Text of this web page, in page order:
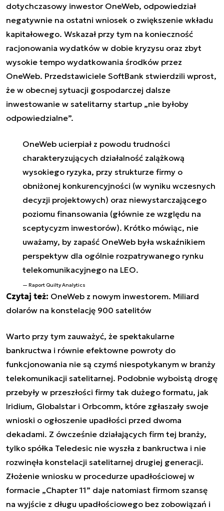
dotychczasowy inwestor OneWeb, odpowiedział
negatywnie na ostatni wniosek o zwiększenie wkładu
kapitałowego. Wskazał przy tym na konieczność
racjonowania wydatków w dobie kryzysu oraz zbyt
wysokie tempo wydatkowania środków przez
OneWeb. Przedstawiciele SoftBank stwierdzili wprost,
że w obecnej sytuacji gospodarczej dalsze
inwestowanie w satelitarny startup „nie byłoby
odpowiedzialne”.
OneWeb ucierpiał z powodu trudności
charakteryzujących działalność zalążkową
wysokiego ryzyka, przy strukturze firmy o
obniżonej konkurencyjności (w wyniku wczesnych
decyzji projektowych) oraz niewystarczającego
poziomu finansowania (głównie ze względu na
sceptycyzm inwestorów). Krótko mówiąc, nie
uważamy, by zapaść OneWeb była wskaźnikiem
perspektyw dla ogólnie rozpatrywanego rynku
telekomunikacyjnego na LEO.
RaportQuilty Analytics
Czytaj też: OneWeb z nowym inwestorem. Miliard
dolarów na konstelację 900 satelitów
Warto przy tym zauważyć, że spektakularne
bankructwa i równie efektowne powroty do
funkcjonowania nie są czymś niespotykanym w branży
telekomunikacji satelitarnej. Podobnie wyboistą drogę
przebyły w przeszłości firmy tak dużego formatu, jak
Iridium, Globalstar i Orbcomm, które zgłaszały swoje
wnioski o ogłoszenie upadłości przed dwoma
dekadami. Z ówcześnie działających firm tej branży,
tylko spółka Teledesic nie wyszła z bankructwa i nie
rozwinęła konstelacji satelitarnej drugiej generacji.
Złożenie wniosku w procedurze upadłościowej w
formacie „Chapter 11” daje natomiast firmom szansę
na wyjście z długu upadłościowego bez zobowiązań i